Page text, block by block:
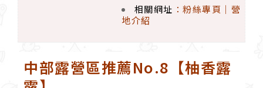
相關網址 ：粉絲專頁 ｜ 營
地介紹
中部露營區推薦No.8【柚香露